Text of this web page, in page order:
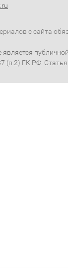
с сайта
(п.2) ГК РФ: Статья